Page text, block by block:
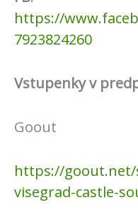
https://
7923824260
Vstupenky v
Goout
https://
visegrad-castle-